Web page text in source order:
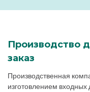
Производство
заказ
Производственная
изготовлением входных